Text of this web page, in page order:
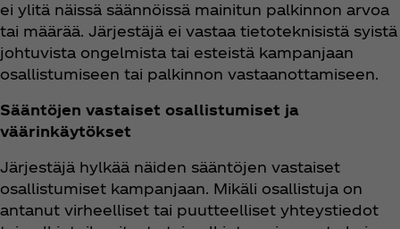
ei ylitä näissä säännöissä mainitun palkinnon arvoa
tai määrää. Järjestäjä ei vastaa tietoteknisistä syistä
johtuvista ongelmista tai esteistä kampanjaan
osallistumiseen tai palkinnon vastaanottamiseen.
Sääntöjen vastaiset osallistumiset ja
väärinkäytökset
Järjestäjä hylkää näiden sääntöjen vastaiset
osallistumiset kampanjaan. Mikäli osallistuja on
antanut virheelliset tai puutteelliset yhteystiedot